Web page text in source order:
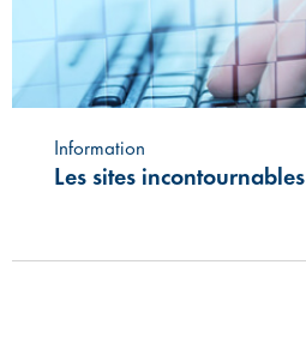
Information
Les sites incontournables